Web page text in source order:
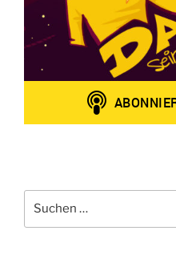
nach: